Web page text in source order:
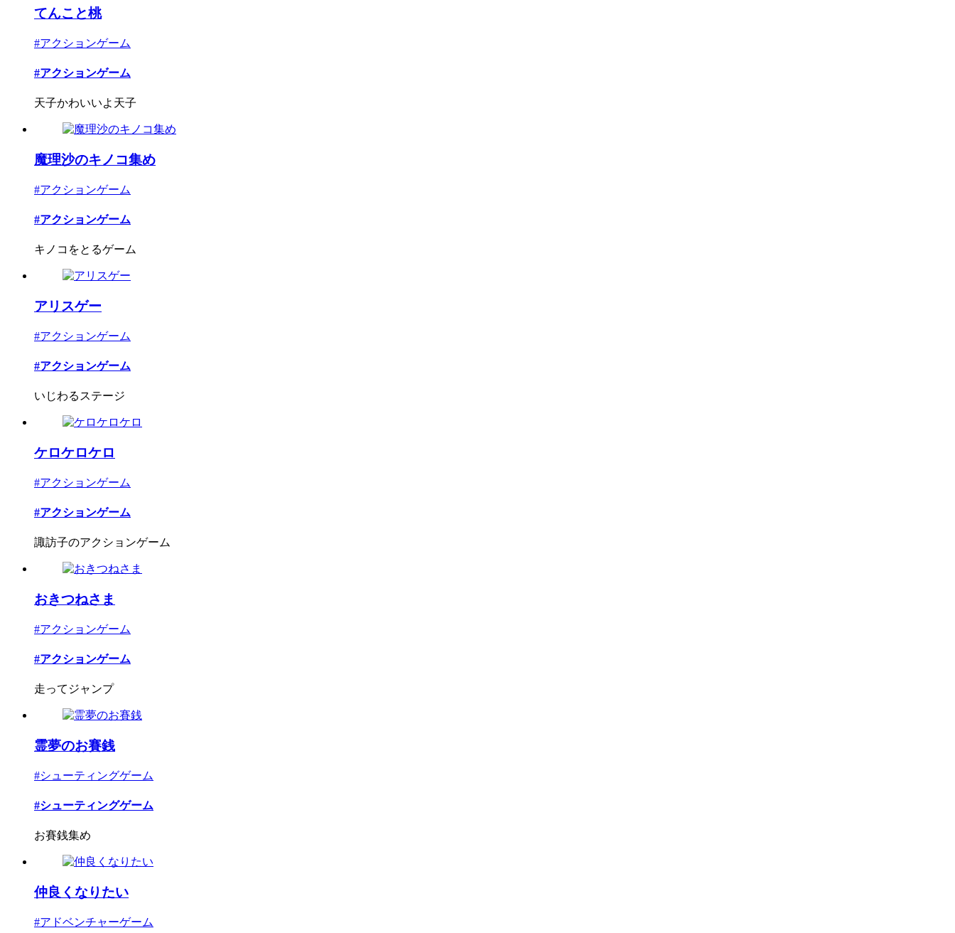
てんこと桃
#アクションゲーム
#アクションゲーム
天子かわいいよ天子
魔理沙のキノコ集め
#アクションゲーム
#アクションゲーム
キノコをとるゲーム
アリスゲー
#アクションゲーム
#アクションゲーム
いじわるステージ
ケロケロケロ
#アクションゲーム
#アクションゲーム
諏訪子のアクションゲーム
おきつねさま
#アクションゲーム
#アクションゲーム
走ってジャンプ
霊夢のお賽銭
#シューティングゲーム
#シューティングゲーム
お賽銭集め
仲良くなりたい
#アドベンチャーゲーム